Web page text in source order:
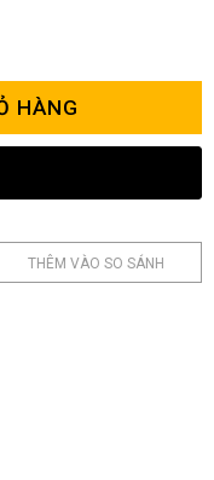
HÀNG
THÊM VÀO SO SÁNH